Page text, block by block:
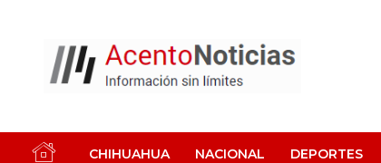
Noticias
CHIHUAHUA NACIONAL DEPORTES